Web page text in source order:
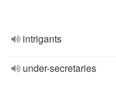
intrigants
under-secretaries